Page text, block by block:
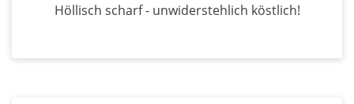
Höllisch scharf - unwiderstehlich köstlich!